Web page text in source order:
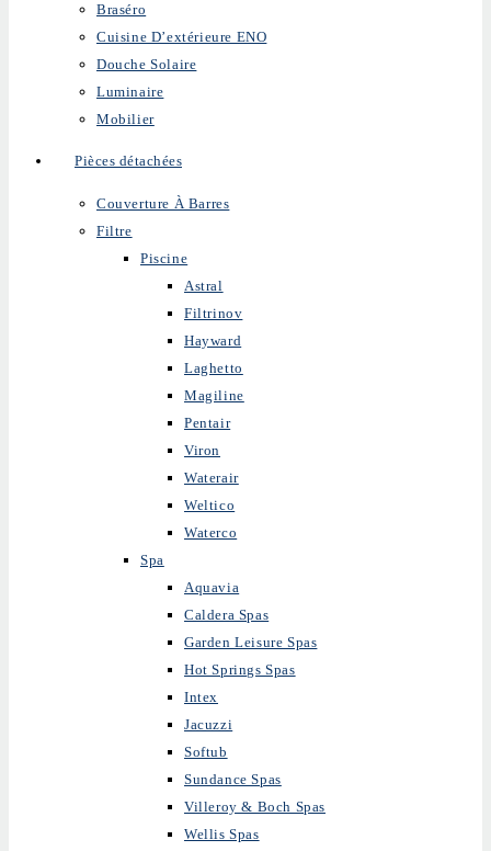
Braséro
Cuisine D’extérieure ENO
Douche Solaire
Luminaire
Mobilier
Pièces détachées
Couverture À Barres
Filtre
Piscine
Astral
Filtrinov
Hayward
Laghetto
Magiline
Pentair
Viron
Waterair
Weltico
Waterco
Spa
Aquavia
Caldera Spas
Garden Leisure Spas
Hot Springs Spas
Intex
Jacuzzi
Softub
Sundance Spas
Villeroy & Boch Spas
Wellis Spas